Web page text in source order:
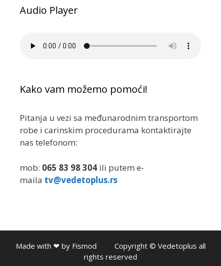
Audio Player
Kako vam možemo pomoći!
Pitanja u vezi sa međunarodnim transportom
robe i carinskim procedurama kontaktirajte
nas telefonom:
mob: 065 83 98 304 ili putem e-
maila tv@vedetoplus.rs
Made with ❤ by Fismod​​ Copyright © Vedetoplus all
rights reserved